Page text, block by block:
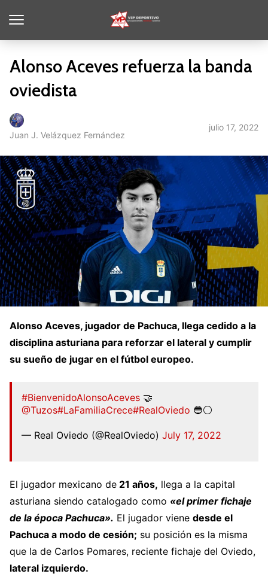
Alonso Aceves refuerza la banda
oviedista
Juan J. Velázquez Fernández
julio 17, 2022
Alonso Aceves, jugador de Pachuca, llega cedido a la
disciplina asturiana para reforzar el lateral y cumplir
su sueño de jugar en el fútbol europeo.
#BienvenidoAlonsoAceves 🤝
@Tuzos#LaFamiliaCrece#RealOviedo 🔵⚪
— Real Oviedo (@RealOviedo) July 17, 2022
El jugador mexicano de 21 años, llega a la capital
asturiana siendo catalogado como «el primer fichaje
de la época Pachuca». El jugador viene desde el
Pachuca a modo de cesión; su posición es la misma
que la de Carlos Pomares, reciente fichaje del Oviedo,
lateral izquierdo.